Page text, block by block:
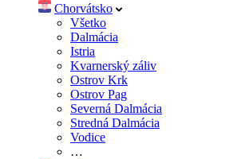
Chorvátsko
Všetko
Dalmácia
Istria
Kvarnerský záliv
Ostrov Krk
Ostrov Pag
Severná Dalmácia
Stredná Dalmácia
Vodice
…